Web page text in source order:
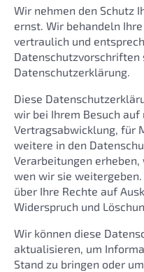
Wir nehmen den Schutz
ernst. Wir behandeln
vertraulich und
Datenschutzvorschriften
Datenschutzerklärung.
Diese
wir bei Ihrem Besuch
Vertragsabwicklung, für
weitere in den
Verarbeitungen
wen wir sie
über Ihre Rechte auf
Widerspruch und
Wir können diese
aktualisieren, um
Stand zu bringen oder